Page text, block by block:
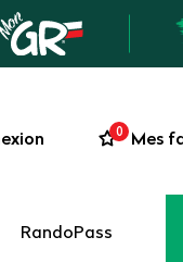
0 Mes
RandoPass